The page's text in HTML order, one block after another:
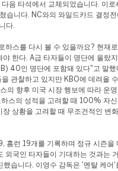
음 타석에서 교체되었습니다. 이로
습니다. NC와의 와일드카드 결정
다.
하스를 다시 볼 수 있을까요? 현재
한다. A급 타자들이 명단에 올랐
40인 명단에 포함돼 있다"고 말했
관찰하고 있지만 KBO에 데려올
의 향후 미국 시장 행보에 따라 운
스의 성적을 고려할 때 100% 자
상황을 고려할 때 무조건적인 변
홈런 19개를 기록하며 정규 시즌을
외국인 타자들이 기대하는 것과는
습니다. 이영수 감독은 '멘탈 케어'